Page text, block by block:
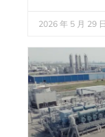
2026 年 5 月 29 日